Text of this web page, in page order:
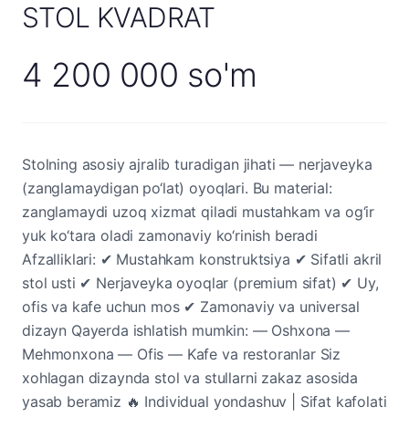
STOL KVADRAT
4 200 000 so'm
Stolning asosiy ajralib turadigan jihati — nerjaveyka
(zanglamaydigan po‘lat) oyoqlari. Bu material:
zanglamaydi uzoq xizmat qiladi mustahkam va og‘ir
yuk ko‘tara oladi zamonaviy ko‘rinish beradi
Afzalliklari: ✔ Mustahkam konstruktsiya ✔ Sifatli akril
stol usti ✔ Nerjaveyka oyoqlar (premium sifat) ✔ Uy,
ofis va kafe uchun mos ✔ Zamonaviy va universal
dizayn Qayerda ishlatish mumkin: — Oshxona —
Mehmonxona — Ofis — Kafe va restoranlar Siz
xohlagan dizaynda stol va stullarni zakaz asosida
yasab beramiz 🔥 Individual yondashuv | Sifat kafolati